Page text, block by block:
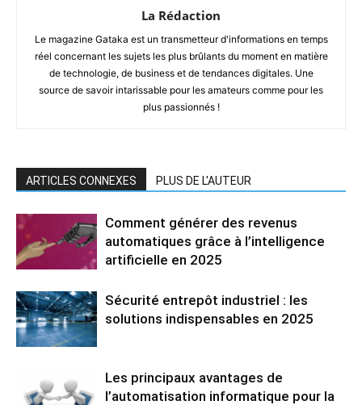
La Rédaction
Le magazine Gataka est un transmetteur d'informations en temps
réel concernant les sujets les plus brûlants du moment en matière
de technologie, de business et de tendances digitales. Une
source de savoir intarissable pour les amateurs comme pour les
plus passionnés !
ARTICLES CONNEXES PLUS DE L'AUTEUR
Comment générer des revenus
automatiques grâce à l’intelligence
artificielle en 2025
Sécurité entrepôt industriel : les
solutions indispensables en 2025
Les principaux avantages de
l’automatisation informatique pour la